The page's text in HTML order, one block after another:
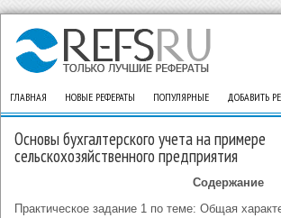
ГЛАВНАЯ НОВЫЕ РЕФЕРАТЫ ПОПУЛЯРНЫЕ ДОБАВИТЬ
Основы бухгалтерского учета на примере
сельскохозяйственного предприятия
Содержание
Практическое задание 1 по теме: Общая